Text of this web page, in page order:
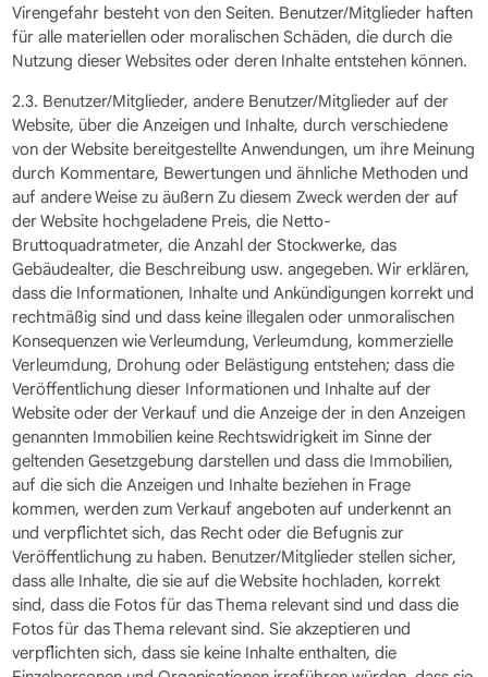
Virengefahr besteht von den Seiten. Benutzer/Mitglieder haften
für alle materiellen oder moralischen Schäden, die durch die
Nutzung dieser Websites oder deren Inhalte entstehen können.
2.3. Benutzer/Mitglieder, andere Benutzer/Mitglieder auf der
Website, über die Anzeigen und Inhalte, durch verschiedene
von der Website bereitgestellte Anwendungen, um ihre Meinung
durch Kommentare, Bewertungen und ähnliche Methoden und
auf andere Weise zu äußern Zu diesem Zweck werden der auf
der Website hochgeladene Preis, die Netto-
Bruttoquadratmeter, die Anzahl der Stockwerke, das
Gebäudealter, die Beschreibung usw. angegeben. Wir erklären,
dass die Informationen, Inhalte und Ankündigungen korrekt und
rechtmäßig sind und dass keine illegalen oder unmoralischen
Konsequenzen wie Verleumdung, Verleumdung, kommerzielle
Verleumdung, Drohung oder Belästigung entstehen; dass die
Veröffentlichung dieser Informationen und Inhalte auf der
Website oder der Verkauf und die Anzeige der in den Anzeigen
genannten Immobilien keine Rechtswidrigkeit im Sinne der
geltenden Gesetzgebung darstellen und dass die Immobilien,
auf die sich die Anzeigen und Inhalte beziehen in Frage
kommen, werden zum Verkauf angeboten auf underkennt an
und verpflichtet sich, das Recht oder die Befugnis zur
Veröffentlichung zu haben. Benutzer/Mitglieder stellen sicher,
dass alle Inhalte, die sie auf die Website hochladen, korrekt
sind, dass die Fotos für das Thema relevant sind und dass die
Fotos für das Thema relevant sind. Sie akzeptieren und
verpflichten sich, dass sie keine Inhalte enthalten, die